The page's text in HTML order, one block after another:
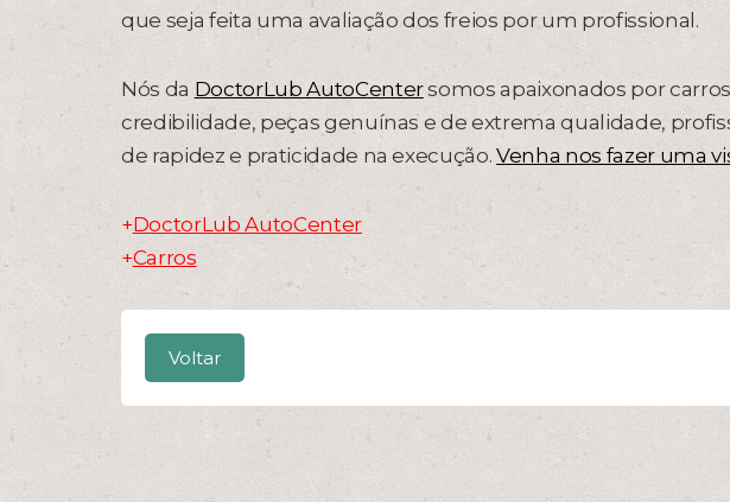
que seja feita uma avaliação dos freios por um profissional.
Nós da DoctorLub AutoCentersomos apaixonados por
credibilidade, peças genuínas e de extrema qualidade,
de rapidez e praticidade na execução.Venha nos fazer uma
+DoctorLub AutoCenter
+Carros
Voltar